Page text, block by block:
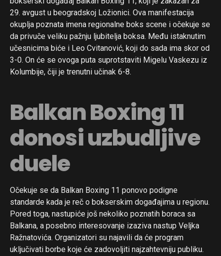
29. avgust u beogradskoj Ložionici. Ova manifestacija
okuplja poznata imena regionalne boks scene i očekuje se
da privuče veliku pažnju ljubitelja boksa. Među istaknutim
učesnicima biće i Leo Cvitanović, koji do sada ima skor od
3-0. On će se ovoga puta suprotstaviti Migelu Vaskezu iz
Kolumbije, čiji je trenutni učinak 6-8.
Balkan Boxing 11
donosi uzbudljive
duele
Očekuje se da Balkan Boxing 11 ponovo podigne
standarde kada je reč o bokserskim događajima u regionu.
Pored toga, nastupiće još nekoliko poznatih boraca sa
Balkana, a posebno interesovanje izaziva nastup Veljka
Ražnatovića. Organizatori su najavili da će program
uključivati borbe koje će zadovoljiti najzahtevniju publiku.